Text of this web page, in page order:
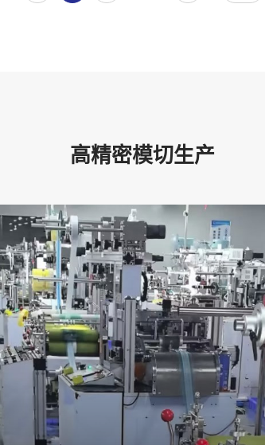
高精密模切生产